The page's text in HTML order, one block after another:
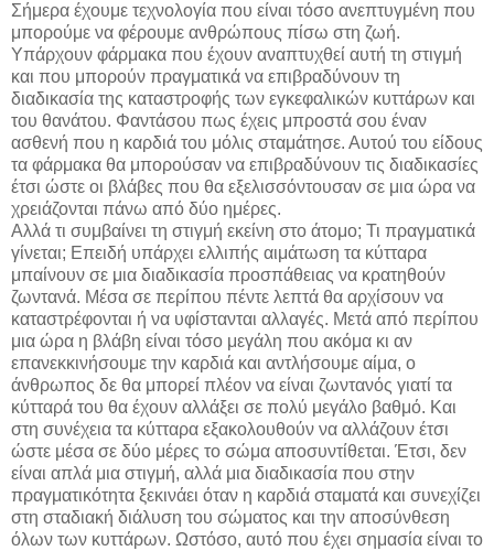
Σήμερα έχουμε τεχνολογία που είναι τόσο ανεπτυγμένη που
μπορούμε να φέρουμε ανθρώπους πίσω στη ζωή.
Υπάρχουν φάρμακα που έχουν αναπτυχθεί αυτή τη στιγμή
και που μπορούν πραγματικά να επιβραδύνουν τη
διαδικασία της καταστροφής των εγκεφαλικών κυττάρων και
του θανάτου. Φαντάσου πως έχεις μπροστά σου έναν
ασθενή που η καρδιά του μόλις σταμάτησε. Αυτού του είδους
τα φάρμακα θα μπορούσαν να επιβραδύνουν τις διαδικασίες
έτσι ώστε οι βλάβες που θα εξελισσόντουσαν σε μια ώρα να
χρειάζονται πάνω από δύο ημέρες.
Αλλά τι συμβαίνει τη στιγμή εκείνη στο άτομο; Τι πραγματικά
γίνεται; Επειδή υπάρχει ελλιπής αιμάτωση τα κύτταρα
μπαίνουν σε μια διαδικασία προσπάθειας να κρατηθούν
ζωντανά. Μέσα σε περίπου πέντε λεπτά θα αρχίσουν να
καταστρέφονται ή να υφίστανται αλλαγές. Μετά από περίπου
μια ώρα η βλάβη είναι τόσο μεγάλη που ακόμα κι αν
επανεκκινήσουμε την καρδιά και αντλήσουμε αίμα, ο
άνθρωπος δε θα μπορεί πλέον να είναι ζωντανός γιατί τα
κύτταρά του θα έχουν αλλάξει σε πολύ μεγάλο βαθμό. Και
στη συνέχεια τα κύτταρα εξακολουθούν να αλλάζουν έτσι
ώστε μέσα σε δύο μέρες το σώμα αποσυντίθεται. Έτσι, δεν
είναι απλά μια στιγμή, αλλά μια διαδικασία που στην
πραγματικότητα ξεκινάει όταν η καρδιά σταματά και συνεχίζει
στη σταδιακή διάλυση του σώματος και την αποσύνθεση
όλων των κυττάρων. Ωστόσο, αυτό που έχει σημασία είναι το